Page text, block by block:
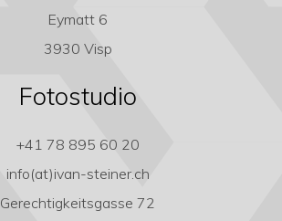
Eymatt 6
3930 Visp
Fotostudio
+41 78 895 60 20
info(at)ivan-steiner.ch
Gerechtigkeitsgasse 72